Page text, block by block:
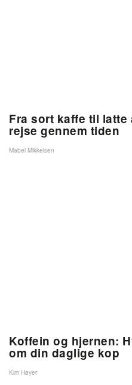
Fra sort kaffe til
rejse gennem tiden
Mabel Mikkelsen
Koffein og hjernen:
om din daglige kop
Kim Høyer